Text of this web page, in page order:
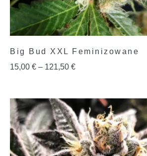
Big Bud XXL Feminizowane
15,00 € – 121,50 €